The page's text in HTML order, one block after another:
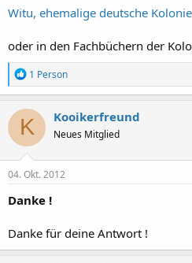
Witu, ehemalige deutsche
oder in den Fachbüchern der
R
e
a
k
t
i
o
n
e
:
1 Person
K Kooikerfreund
Neues Mitglied
04. Okt. 2012
Danke !
Danke für deine Antwort !